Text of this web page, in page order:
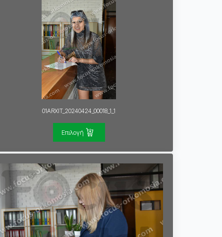
01ARXIT_20240424_00018_1_1
Επιλογή